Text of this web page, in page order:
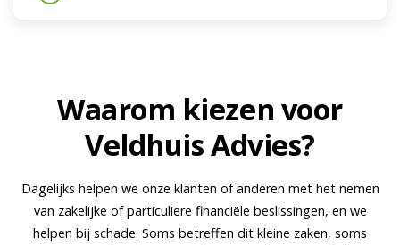
Waarom kiezen voor
Veldhuis Advies?
Dagelijks helpen we onze klanten of anderen met het nemen
van zakelijke of particuliere financiële beslissingen, en we
helpen bij schade. Soms betreffen dit kleine zaken, soms